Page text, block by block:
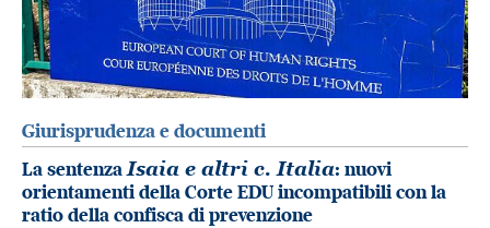
Giurisprudenza e documenti
La sentenzaIsaia e altri c. Italia: nuovi
orientamenti della Corte EDU incompatibili con la
ratio della confisca di prevenzione